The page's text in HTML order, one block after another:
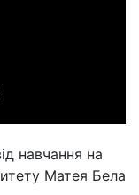
навчання на
Матея Бела